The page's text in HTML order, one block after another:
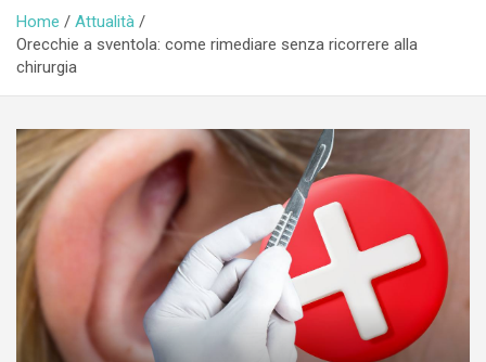
Home
Attualità
Orecchie a sventola: come rimediare senza ricorrere alla
chirurgia